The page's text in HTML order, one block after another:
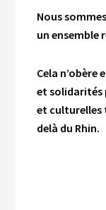
Nous
un ensemble
Cela n’obère
et solidarités
et culturelles
delà du Rhin.